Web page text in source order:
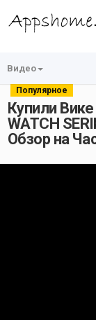
Видео
Популярное
Купили Вике
WATCH
Обзор на